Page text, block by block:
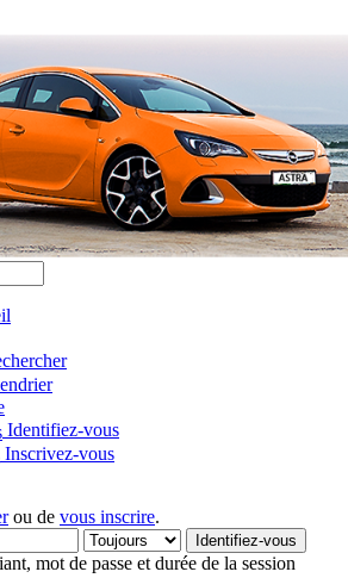
Identifiez-vous
Inscrivez-vous
ou de vous inscrire.
mot de passe et durée de la session